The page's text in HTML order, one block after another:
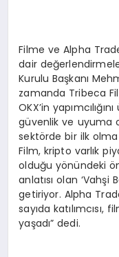
Filme ve Alpha
dair
Kurulu Başkanı
zamanda Tribeca
OKX’in
güvenlik ve uyuma
sektörde bir ilk
Film, kripto varlık
olduğu yönündeki
anlatısı olan
getiriyor. Alpha
sayıda
yaşadı” dedi.